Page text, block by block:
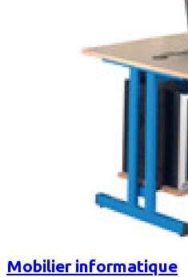
Mobilier informatique